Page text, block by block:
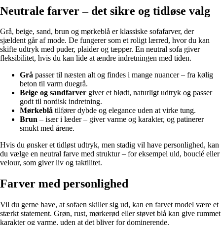
Neutrale farver – det sikre og tidløse valg
Grå, beige, sand, brun og mørkeblå er klassiske sofafarver, der
sjældent går af mode. De fungerer som et roligt lærred, hvor du kan
skifte udtryk med puder, plaider og tæpper. En neutral sofa giver
fleksibilitet, hvis du kan lide at ændre indretningen med tiden.
Grå passer til næsten alt og findes i mange nuancer – fra kølig
beton til varm duegrå.
Beige og sandfarver giver et blødt, naturligt udtryk og passer
godt til nordisk indretning.
Mørkeblå tilfører dybde og elegance uden at virke tung.
Brun – især i læder – giver varme og karakter, og patinerer
smukt med årene.
Hvis du ønsker et tidløst udtryk, men stadig vil have personlighed, kan
du vælge en neutral farve med struktur – for eksempel uld, bouclé eller
velour, som giver liv og taktilitet.
Farver med personlighed
Vil du gerne have, at sofaen skiller sig ud, kan en farvet model være et
stærkt statement. Grøn, rust, mørkerød eller støvet blå kan give rummet
karakter og varme, uden at det bliver for dominerende.